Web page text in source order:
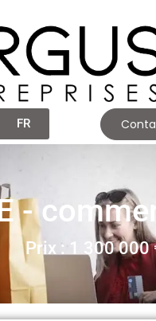
FR
-
Prix : 1 300 000